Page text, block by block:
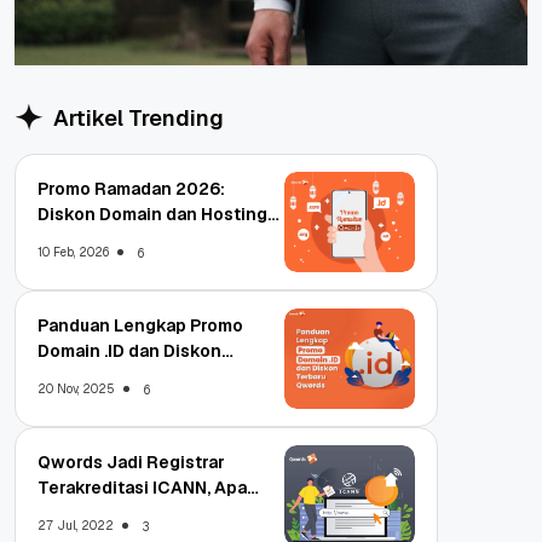
Artikel Trending
Promo Ramadan 2026:
Diskon Domain dan Hosting
10 Feb, 2026 6
Panduan Lengkap Promo
Domain .ID dan Diskon
20 Nov, 2025 6
Qwords Jadi Registrar
Terakreditasi ICANN, Apa
27 Jul, 2022 3